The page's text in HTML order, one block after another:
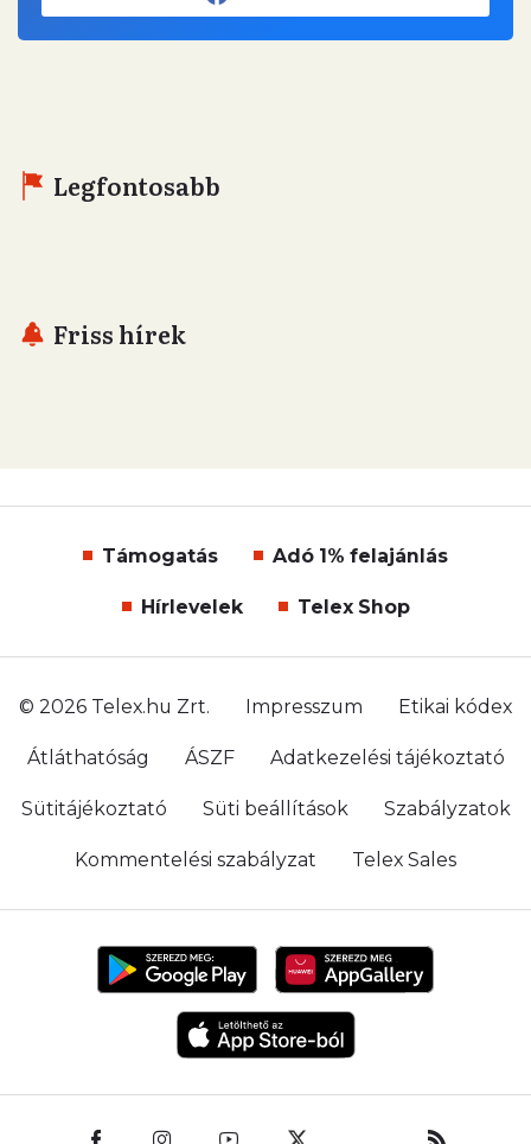
Legfontosabb
Friss hírek
Támogatás Adó 1% felajánlás
Hírlevelek Telex Shop
© 2026 Telex.hu Zrt. Impresszum Etikai kódex
Átláthatóság ÁSZF Adatkezelési tájékoztató
Sütitájékoztató Süti beállítások Szabályzatok
Kommentelési szabályzat Telex Sales